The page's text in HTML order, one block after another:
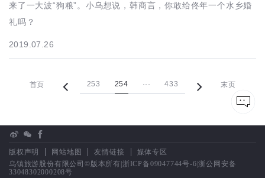
来了一大波“狗粮”。小乌想说，韩商言，你敢给佟年一个水乡婚
礼吗？
2019.07.26
首页 253 254 ··· 433 末页
版权声明 网站地图 友情链接
媒体专区
乌镇旅游股份有限公司©版本所有| 浙ICP备09047744号-6 |浙公网安备
33048302000208号